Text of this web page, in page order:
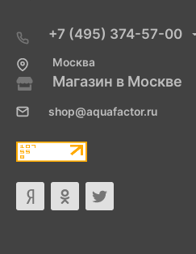
+7 (495) 374-57-00
Москва
Магазин в Москве
shop@aquafactor.ru